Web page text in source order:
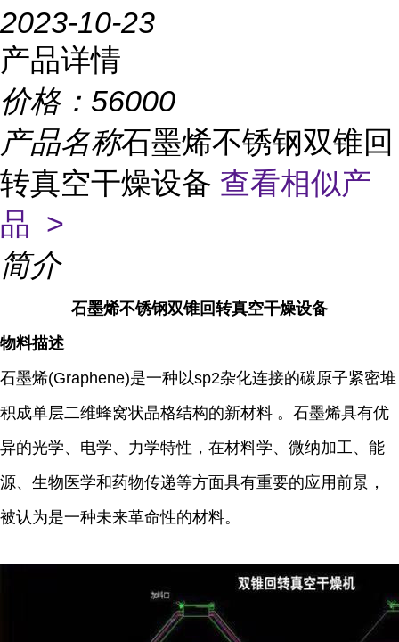
2023-10-23
产品详情
价格： 56000
产品名称石墨烯不锈钢双锥回
转真空干燥设备 查看相似产
品 >
简介
石墨烯不锈钢双锥回转真空干燥设备
物料描述
石墨烯(Graphene)是一种以sp2杂化连接的碳原子紧密堆
积成单层二维蜂窝状晶格结构的新材料 。石墨烯具有优
异的光学、电学、力学特性，在材料学、微纳加工、能
源、生物医学和药物传递等方面具有重要的应用前景，
被认为是一种未来革命性的材料。